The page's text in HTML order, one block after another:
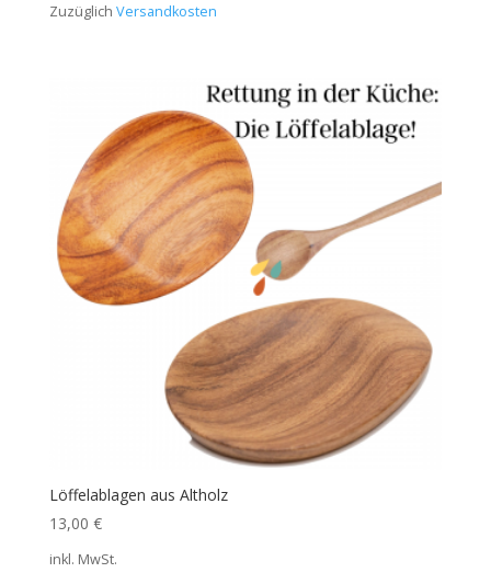
Zuzüglich Versandkosten
Löffelablagen aus Altholz
13,00 €
inkl. MwSt.